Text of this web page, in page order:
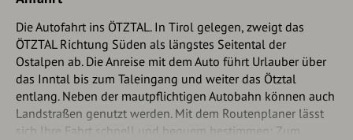
Die Autofahrt ins ÖTZTAL. In Tirol gelegen, zweigt das
ÖTZTAL Richtung Süden als längstes Seitental der
Ostalpen ab. Die Anreise mit dem Auto führt Urlauber über
das Inntal bis zum Taleingang und weiter das Ötztal
entlang. Neben der mautpflichtigen Autobahn können auch
Landstraßen genutzt werden. Mit dem Routenplaner lässt
sich Ihre Fahrt schnell und bequem bestimmen: Zum